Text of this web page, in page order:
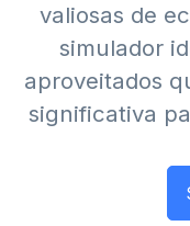
valiosas de
simulador
aproveitados
significativa